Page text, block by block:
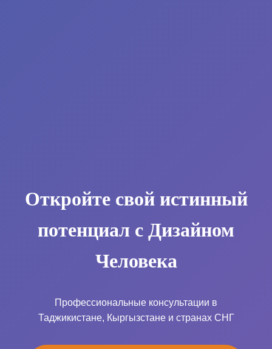
Откройте свой истинный
потенциал с Дизайном
Человека
Профессиональные консультации в
Таджикистане, Кыргызстане и странах СНГ